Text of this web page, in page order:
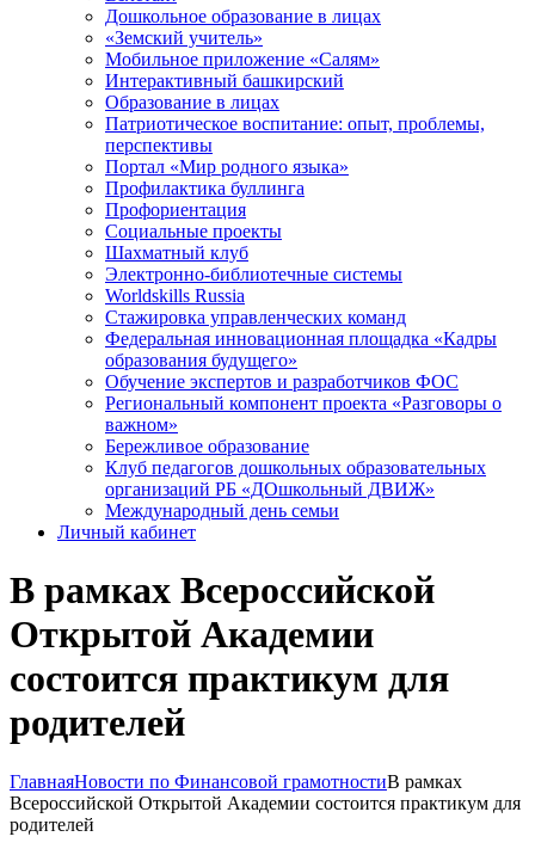
Дошкольное образование в лицах
«Земский учитель»
Мобильное приложение «Салям»
Интерактивный башкирский
Образование в лицах
Патриотическое воспитание: опыт, проблемы,
перспективы
Портал «Мир родного языка»
Профилактика буллинга
Профориентация
Социальные проекты
Шахматный клуб
Электронно-библиотечные системы
Worldskills Russia
Стажировка управленческих команд
Федеральная инновационная площадка «Кадры
образования будущего»
Обучение экспертов и разработчиков ФОС
Региональный компонент проекта «Разговоры о
важном»
Бережливое образование
Клуб педагогов дошкольных образовательных
организаций РБ «ДОшкольный ДВИЖ»
Международный день семьи
Личный кабинет
В рамках Всероссийской
Открытой Академии
состоится практикум для
родителей
ГлавнаяНовости по Финансовой грамотностиВ рамках
Всероссийской Открытой Академии состоится практикум для
родителей